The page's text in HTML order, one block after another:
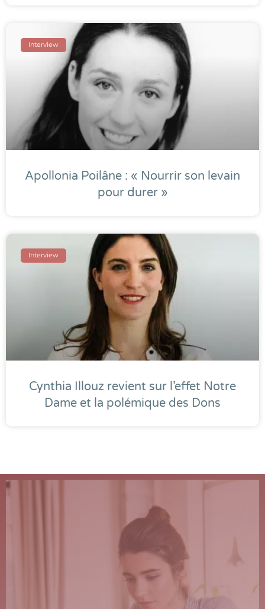
Interview
Apollonia Poilâne : « Nourrir son levain
pour durer »
Interview
Cynthia Illouz revient sur l’effet Notre
Dame et la polémique des Dons